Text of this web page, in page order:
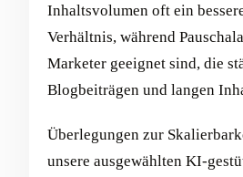
Inhaltsvolumen oft ein
Verhältnis, während
Marketer geeignet sind, die
Blogbeiträgen und langen
Überlegungen zur
unsere ausgewählten KI-